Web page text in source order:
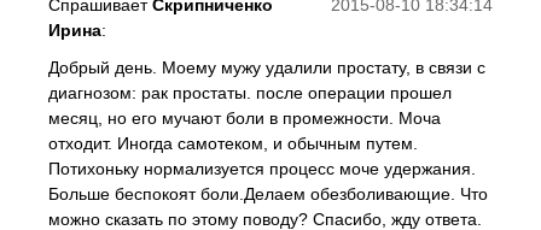
2015-08-10 18:34:14
СпрашиваетСкрипниченко
Ирина:
Добрый день. Моему мужу удалили простату, в связи с
диагнозом: рак простаты. после операции прошел
месяц, но его мучают боли в промежности. Моча
отходит. Иногда самотеком, и обычным путем.
Потихоньку нормализуется процесс моче удержания.
Больше беспокоят боли.Делаем обезболивающие. Что
можно сказать по этому поводу? Спасибо, жду ответа.